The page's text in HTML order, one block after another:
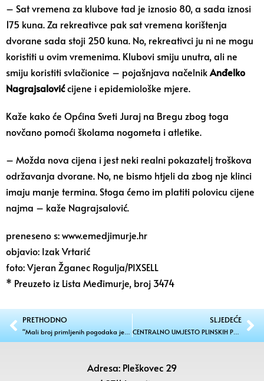
– Sat vremena za klubove tad je iznosio 80, a sada iznosi
175 kuna. Za rekreativce pak sat vremena korištenja
dvorane sada stoji 250 kuna. No, rekreativci ju ni ne mogu
koristiti u ovim vremenima. Klubovi smiju unutra, ali ne
smiju koristiti svlačionice – pojašnjava načelnikAnđelko
Nagrajsalovićcijene i epidemiološke mjere.
Kaže kako će Općina Sveti Juraj na Bregu zbog toga
novčano pomoći školama nogometa i atletike.
– Možda nova cijena i jest neki realni pokazatelj troškova
održavanja dvorane. No, ne bismo htjeli da zbog nje klinci
imaju manje termina. Stoga ćemo im platiti polovicu cijene
najma – kaže Nagrajsalović.
preneseno s: www.emedjimurje.hr
objavio: Izak Vrtarić
foto: Vjeran Žganec Rogulja/PIXSELL
* Preuzeto iz Lista Međimurje, broj 3474
PRETHODNO
“Mali broj primljenih pogodaka je rezultat igranja obrane cijele momčadi”
SLJEDEĆE
CENTRALNO UMJESTO PLINSKIH PEĆI Bolje grijanje za streljače Zelenbora
Adresa: Pleškovec 29